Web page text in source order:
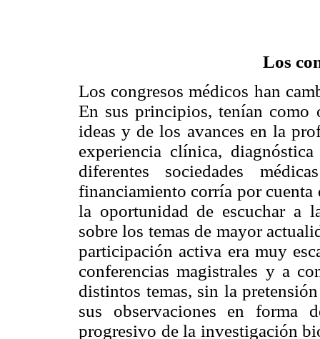
Los
Los congresos médicos han
En sus principios, tenían
ideas y de los avances en la
experiencia clínica,
diferentes sociedades
financiamiento corría por cuenta
la oportunidad de escuchar a
sobre los temas de mayor
participación activa era muy
conferencias magistrales y a
distintos temas, sin la
sus observaciones en forma
progresivo de la investigación